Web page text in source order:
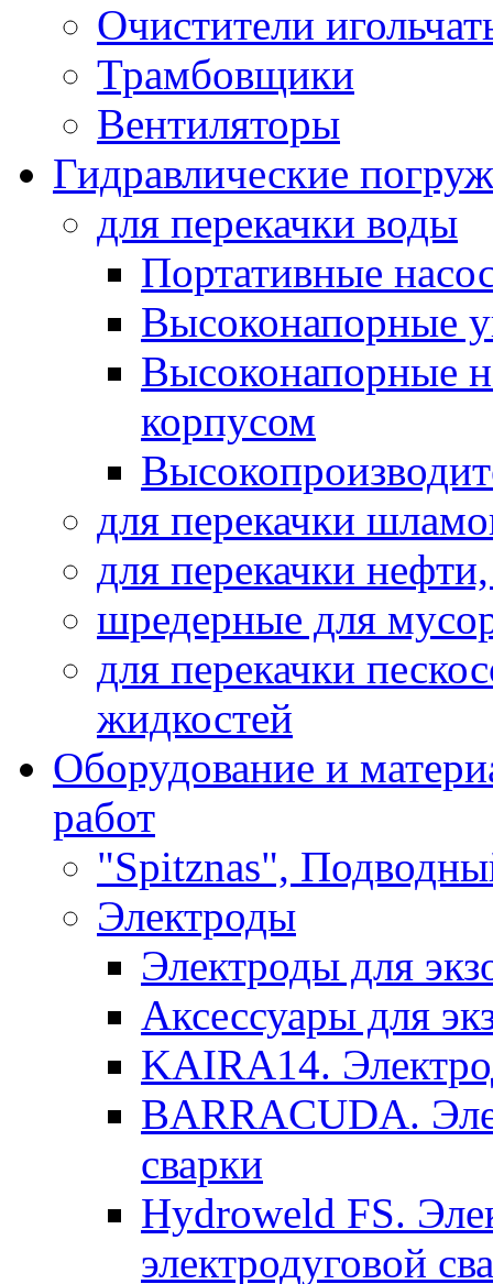
Очистители
Трамбовщики
Вентиляторы
Гидравлические
для перекачки воды
Портативные
Высоконапорные
Высоконапорные
корпусом
для перекачки
для перекачки
шредерные для
для перекачки
жидкостей
Оборудование и
работ
"Spitznas",
Электроды
Электроды для
Аксессуары для
KAIRA14.
BARRACUDA.
сварки
Hydroweld FS.
электродуговой